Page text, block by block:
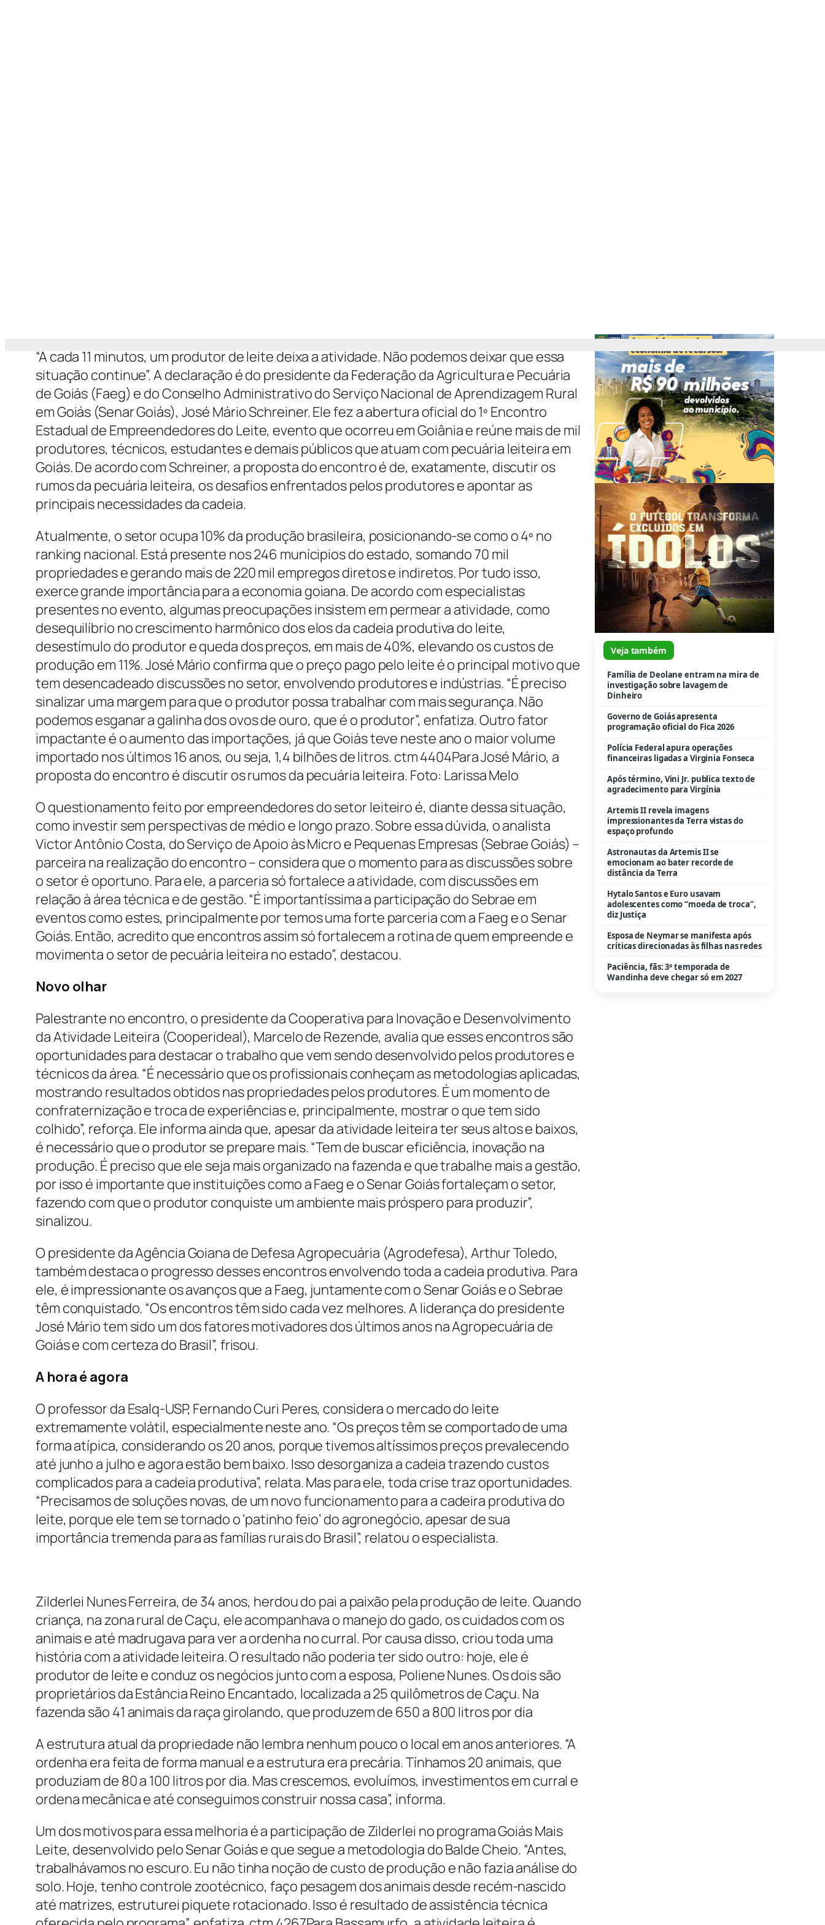
“A cada 11 minutos, um produtor de leite deixa a atividade. Não podemos deixar que essa
situação continue”. A declaração é do presidente da Federação da Agricultura e Pecuária
de Goiás (Faeg) e do Conselho Administrativo do Serviço Nacional de Aprendizagem Rural
em Goiás (Senar Goiás), José Mário Schreiner. Ele fez a abertura oficial do 1º Encontro
Estadual de Empreendedores do Leite, evento que ocorreu em Goiânia e reúne mais de mil
produtores, técnicos, estudantes e demais públicos que atuam com pecuária leiteira em
Goiás. De acordo com Schreiner, a proposta do encontro é de, exatamente, discutir os
rumos da pecuária leiteira, os desafios enfrentados pelos produtores e apontar as
principais necessidades da cadeia.
Atualmente, o setor ocupa 10% da produção brasileira, posicionando-se como o 4º no
ranking nacional. Está presente nos 246 munícipios do estado, somando 70 mil
propriedades e gerando mais de 220 mil empregos diretos e indiretos. Por tudo isso,
exerce grande importância para a economia goiana. De acordo com especialistas
presentes no evento, algumas preocupações insistem em permear a atividade, como
desequilíbrio no crescimento harmônico dos elos da cadeia produtiva do leite,
desestímulo do produtor e queda dos preços, em mais de 40%, elevando os custos de
produção em 11%. José Mário confirma que o preço pago pelo leite é o principal motivo que
tem desencadeado discussões no setor, envolvendo produtores e indústrias. “É preciso
sinalizar uma margem para que o produtor possa trabalhar com mais segurança. Não
podemos esganar a galinha dos ovos de ouro, que é o produtor”, enfatiza. Outro fator
impactante é o aumento das importações, já que Goiás teve neste ano o maior volume
importado nos últimos 16 anos, ou seja, 1,4 bilhões de litros. ctm 4404Para José Mário, a
proposta do encontro é discutir os rumos da pecuária leiteira. Foto: Larissa Melo
O questionamento feito por empreendedores do setor leiteiro é, diante dessa situação,
como investir sem perspectivas de médio e longo prazo. Sobre essa dúvida, o analista
Victor Antônio Costa, do Serviço de Apoio às Micro e Pequenas Empresas (Sebrae Goiás) –
parceira na realização do encontro – considera que o momento para as discussões sobre
o setor é oportuno. Para ele, a parceria só fortalece a atividade, com discussões em
relação à área técnica e de gestão. “É importantíssima a participação do Sebrae em
eventos como estes, principalmente por temos uma forte parceria com a Faeg e o Senar
Goiás. Então, acredito que encontros assim só fortalecem a rotina de quem empreende e
movimenta o setor de pecuária leiteira no estado”, destacou.
Novo olhar
Palestrante no encontro, o presidente da Cooperativa para Inovação e Desenvolvimento
da Atividade Leiteira (Cooperideal), Marcelo de Rezende, avalia que esses encontros são
oportunidades para destacar o trabalho que vem sendo desenvolvido pelos produtores e
técnicos da área. “É necessário que os profissionais conheçam as metodologias aplicadas,
mostrando resultados obtidos nas propriedades pelos produtores. É um momento de
confraternização e troca de experiências e, principalmente, mostrar o que tem sido
colhido”, reforça. Ele informa ainda que, apesar da atividade leiteira ter seus altos e baixos,
é necessário que o produtor se prepare mais. “Tem de buscar eficiência, inovação na
produção. É preciso que ele seja mais organizado na fazenda e que trabalhe mais a gestão,
por isso é importante que instituições como a Faeg e o Senar Goiás fortaleçam o setor,
fazendo com que o produtor conquiste um ambiente mais próspero para produzir”,
sinalizou.
O presidente da Agência Goiana de Defesa Agropecuária (Agrodefesa), Arthur Toledo,
também destaca o progresso desses encontros envolvendo toda a cadeia produtiva. Para
ele, é impressionante os avanços que a Faeg, juntamente com o Senar Goiás e o Sebrae
têm conquistado. “Os encontros têm sido cada vez melhores. A liderança do presidente
José Mário tem sido um dos fatores motivadores dos últimos anos na Agropecuária de
Goiás e com certeza do Brasil”, frisou.
A hora é agora
O professor da Esalq-USP, Fernando Curi Peres, considera o mercado do leite
extremamente volátil, especialmente neste ano. “Os preços têm se comportado de uma
forma atípica, considerando os 20 anos, porque tivemos altíssimos preços prevalecendo
até junho a julho e agora estão bem baixo. Isso desorganiza a cadeia trazendo custos
complicados para a cadeia produtiva”, relata. Mas para ele, toda crise traz oportunidades.
“Precisamos de soluções novas, de um novo funcionamento para a cadeira produtiva do
leite, porque ele tem se tornado o ‘patinho feio’ do agronegócio, apesar de sua
importância tremenda para as famílias rurais do Brasil”, relatou o especialista.
Zilderlei Nunes Ferreira, de 34 anos, herdou do pai a paixão pela produção de leite. Quando
criança, na zona rural de Caçu, ele acompanhava o manejo do gado, os cuidados com os
animais e até madrugava para ver a ordenha no curral. Por causa disso, criou toda uma
história com a atividade leiteira. O resultado não poderia ter sido outro: hoje, ele é
produtor de leite e conduz os negócios junto com a esposa, Poliene Nunes. Os dois são
proprietários da Estância Reino Encantado, localizada a 25 quilômetros de Caçu. Na
fazenda são 41 animais da raça girolando, que produzem de 650 a 800 litros por dia
A estrutura atual da propriedade não lembra nenhum pouco o local em anos anteriores. “A
ordenha era feita de forma manual e a estrutura era precária. Tínhamos 20 animais, que
produziam de 80 a 100 litros por dia. Mas crescemos, evoluímos, investimentos em curral e
ordena mecânica e até conseguimos construir nossa casa”, informa.
Um dos motivos para essa melhoria é a participação de Zilderlei no programa Goiás Mais
Leite, desenvolvido pelo Senar Goiás e que segue a metodologia do Balde Cheio. “Antes,
trabalhávamos no escuro. Eu não tinha noção de custo de produção e não fazia análise do
solo. Hoje, tenho controle zootécnico, faço pesagem dos animais desde recém-nascido
até matrizes, estruturei piquete rotacionado. Isso é resultado de assistência técnica
Veja também
Família de Deolane entram na mira de
investigação sobre lavagem de
Dinheiro
Governo de Goiás apresenta
programação oficial do Fica 2026
Polícia Federal apura operações
financeiras ligadas a Virginia Fonseca
Após término, Vini Jr. publica texto de
agradecimento para Virgínia
Artemis II revela imagens
impressionantes da Terra vistas do
espaço profundo
emocionam ao bater recorde de
distância da Terra
Hytalo Santos e Euro usavam
adolescentes como “moeda de troca”,
Esposa de Neymar se manifesta após
críticas direcionadas às filhas nas redes
Paciência, fãs: 3ª temporada de
Wandinha deve chegar só em 2027